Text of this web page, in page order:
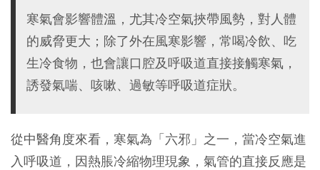
寒氣會影響體溫，尤其冷空氣挾帶風勢，對人體
的威脅更大；除了外在風寒影響，常喝冷飲、吃
生冷食物，也會讓口腔及呼吸道直接接觸寒氣，
誘發氣喘、咳嗽、過敏等呼吸道症狀。
從中醫角度來看，寒氣為「六邪」之一，當冷空氣進
入呼吸道，因熱脹冷縮物理現象，氣管的直接反應是